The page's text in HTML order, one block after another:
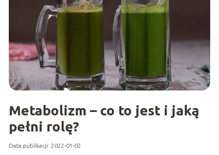
Metabolizm – co to jest i jaką
pełni rolę?
Data publikacji: 2022-01-02